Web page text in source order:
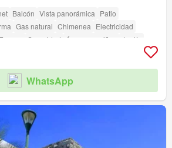
Balcón Vista panorámica Patio
Gas natural Chimenea Electricidad
Seguridad Área para niños
Jardín
de guardianía
WhatsApp